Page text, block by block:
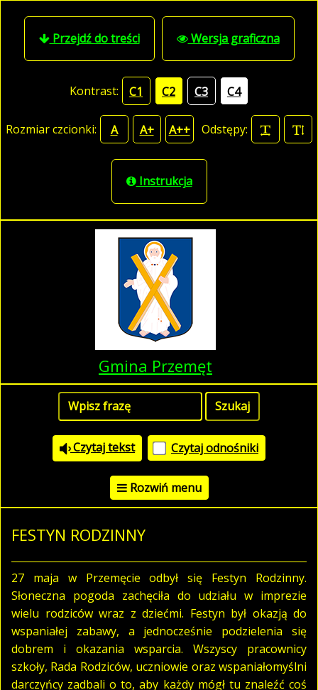
Przejdź do treści Wersja graficzna
Kontrast: C1 C2 C3 C4
Rozmiar czcionki: A A+ A++ Odstępy:
Instrukcja
Gmina Przemęt
Czytaj tekst Czytaj odnośniki
Rozwiń menu
FESTYN RODZINNY
27 maja w Przemęcie odbył się Festyn Rodzinny.
Słoneczna pogoda zachęciła do udziału w imprezie
wielu rodziców wraz z dziećmi. Festyn był okazją do
wspaniałej zabawy, a jednocześnie podzielenia się
dobrem i okazania wsparcia. Wszyscy pracownicy
szkoły, Rada Rodziców, uczniowie oraz wspaniałomyślni
darczyńcy zadbali o to, aby każdy mógł tu znaleźć coś